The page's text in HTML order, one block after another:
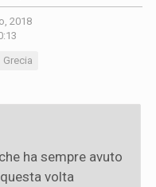
2018
Grecia
ha sempre avuto
volta